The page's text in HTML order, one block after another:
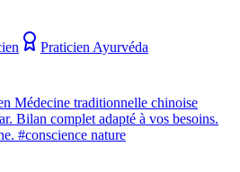
Praticien Ayurvéda
Médecine traditionnelle chinoise
Bilan complet adapté à vos besoins.
#conscience nature